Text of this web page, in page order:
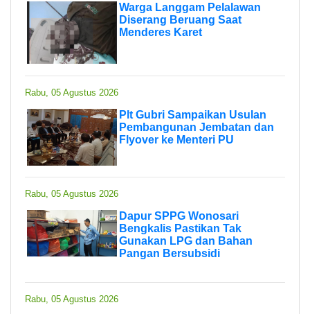
Warga Langgam Pelalawan
Diserang Beruang Saat
Menderes Karet
Rabu, 05 Agustus 2026
Plt Gubri Sampaikan Usulan
Pembangunan Jembatan dan
Flyover ke Menteri PU
Rabu, 05 Agustus 2026
Dapur SPPG Wonosari
Bengkalis Pastikan Tak
Gunakan LPG dan Bahan
Pangan Bersubsidi
Rabu, 05 Agustus 2026